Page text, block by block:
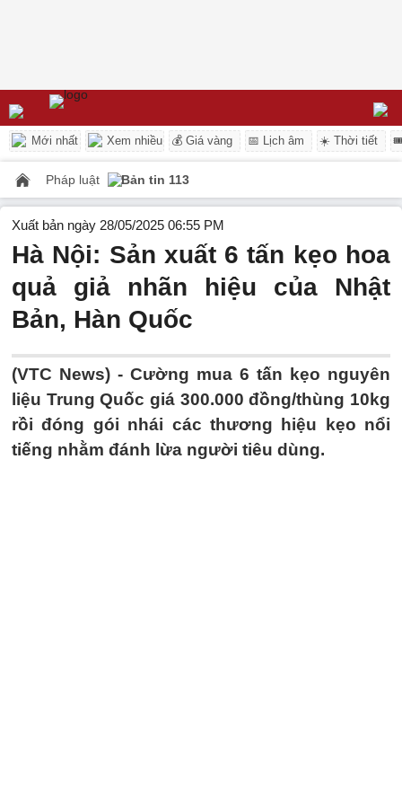
Mới nhất Xem nhiều 💰 Giá vàng 📅 Lịch âm ☀️ Thời tiết
Pháp luật Bản tin 113
Xuất bản ngày 28/05/2025 06:55 PM
Hà Nội: Sản xuất 6 tấn kẹo hoa
quả giả nhãn hiệu của Nhật
Bản, Hàn Quốc
(VTC News) - Cường mua 6 tấn kẹo nguyên
liệu Trung Quốc giá 300.000 đồng/thùng 10kg
rồi đóng gói nhái các thương hiệu kẹo nổi
tiếng nhằm đánh lừa người tiêu dùng.